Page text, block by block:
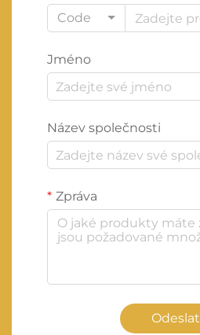
Code
Jméno
Název společnosti
Zpráva
Odeslat